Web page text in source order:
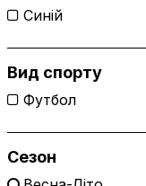
Cиній
Вид спорту
Футбол
Сезон